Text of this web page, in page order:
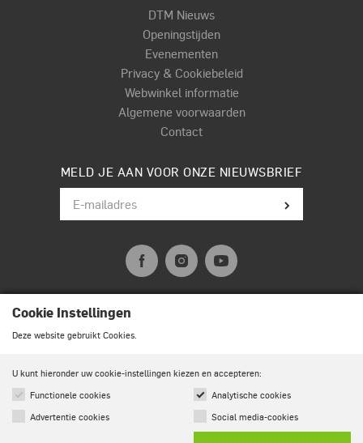
Cookie Instellingen
Deze website gebruikt Cookies.
U kunt hieronder uw cookie-instellingen kiezen en accepteren:
Functionele cookies
Analytische cookies
Advertentie cookies
Social media-cookies
DTM Nieuws
Openingstijden
Evenementen
Privacy & Cookiebeleid
Webwinkel informatie
Algemene voorwaarden
Contact
MELD JE AAN VOOR ONZE NIEUWSBRIEF
© Terpstra Muziek Drumland 2026. All rights reserved.